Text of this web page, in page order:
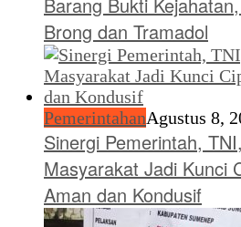
Brong dan Tramadol
PemerintahanAgustus 8,
Sinergi Pemerintah,
Masyarakat Jadi Kunci
Aman dan Kondusif